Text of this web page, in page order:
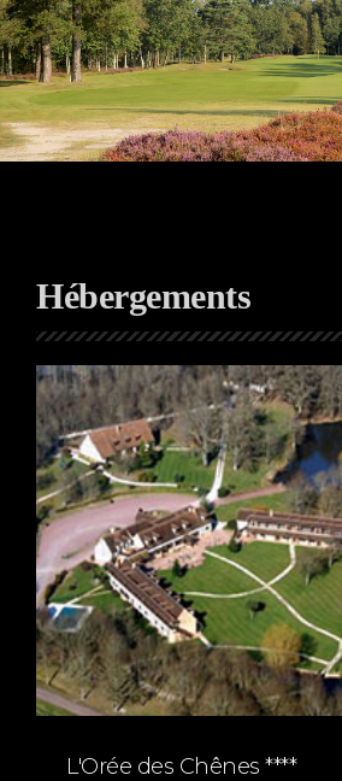
Hébergements
L'Orée des Chênes ****